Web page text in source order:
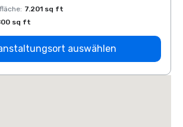
: 7.201 sq ft
sq ft
auswählen